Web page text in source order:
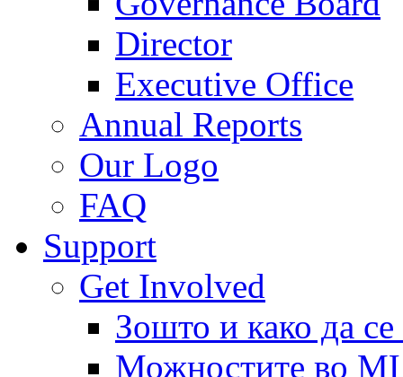
Director
Executive Office
Annual Reports
Our Logo
FAQ
Support
Get Involved
Зошто и како да
Можностите во